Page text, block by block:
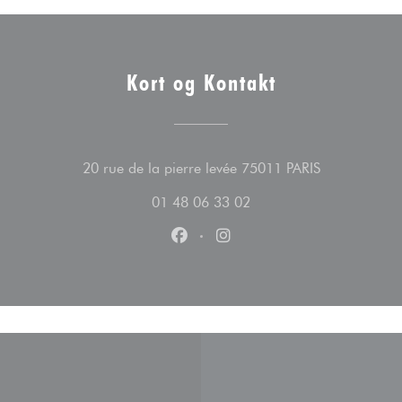
Kort og Kontakt
20 rue de la pierre levée 75011 PARIS((åbner i et
01 48 06 33 02
Facebook ((åbner i et nyt vindue))
Instagram ((åbner i et nyt